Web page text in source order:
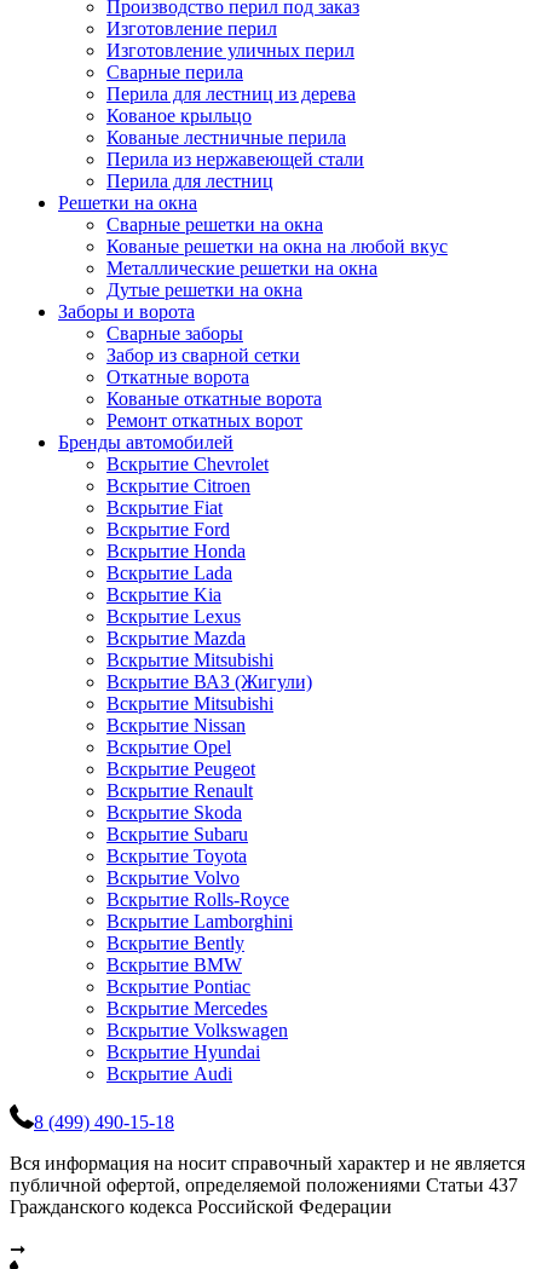
Производство перил под заказ
Изготовление перил
Изготовление уличных перил
Сварные перила
Перила для лестниц из дерева
Кованое крыльцо
Кованые лестничные перила
Перила из нержавеющей стали
Перила для лестниц
Решетки на окна
Сварные решетки на окна
Кованые решетки на окна на любой вкус
Металлические решетки на окна
Дутые решетки на окна
Заборы и ворота
Сварные заборы
Забор из сварной сетки
Откатные ворота
Кованые откатные ворота
Ремонт откатных ворот
Бренды автомобилей
Вскрытие Chevrolet
Вскрытие Citroen
Вскрытие Fiat
Вскрытие Ford
Вскрытие Honda
Вскрытие Lada
Вскрытие Kia
Вскрытие Lexus
Вскрытие Mazda
Вскрытие Mitsubishi
Вскрытие ВАЗ (Жигули)
Вскрытие Mitsubishi
Вскрытие Nissan
Вскрытие Opel
Вскрытие Peugeot
Вскрытие Renault
Вскрытие Skoda
Вскрытие Subaru
Вскрытие Toyota
Вскрытие Volvo
Вскрытие Rolls-Royce
Вскрытие Lamborghini
Вскрытие Bently
Вскрытие BMW
Вскрытие Pontiac
Вскрытие Mercedes
Вскрытие Volkswagen
Вскрытие Hyundai
Вскрытие Audi
8 (499) 490-15-18
Вся информация на носит справочный характер и не является
публичной офертой, определяемой положениями Статьи 437
Гражданского кодекса Российской Федерации
➞